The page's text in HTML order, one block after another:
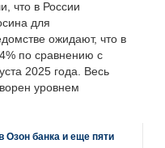
что в России
для
ожидают, что в
по сравнению с
2025 года. Весь
уровнем
Озон банка и еще пяти